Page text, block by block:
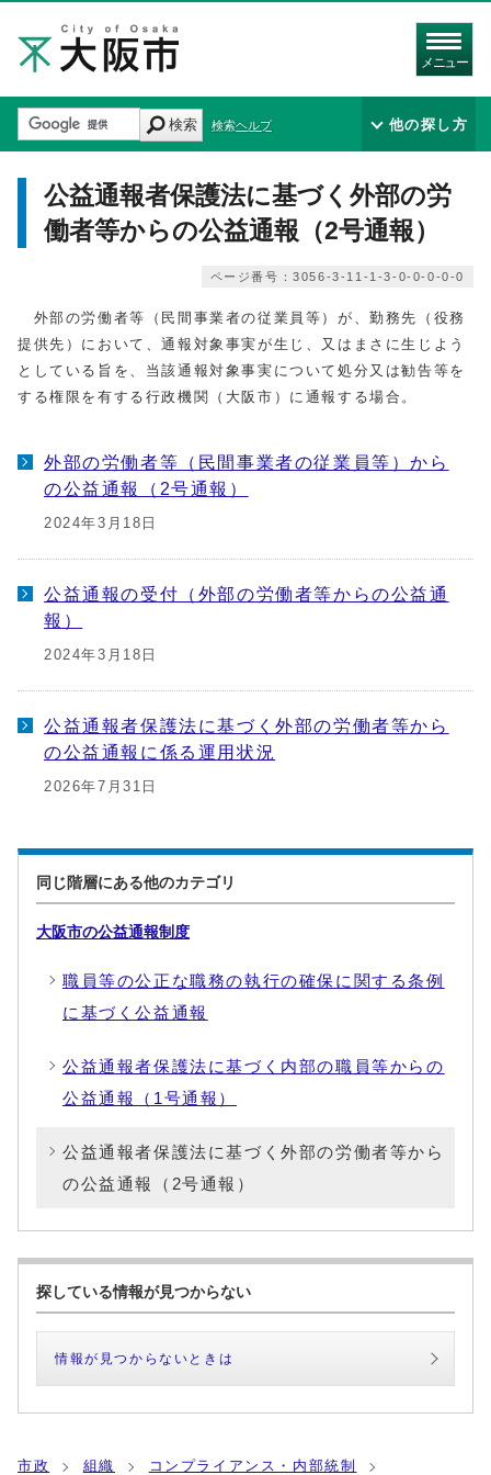
メニュー
検索 検索ヘルプ 他の探し方
公益通報者保護法に基づく外部の労
働者等からの公益通報（2号通報）
ページ番号：3056-3-11-1-3-0-0-0-0-0
外部の労働者等（民間事業者の従業員等）が、勤務先（役務
提供先）において、通報対象事実が生じ、又はまさに生じよう
としている旨を、当該通報対象事実について処分又は勧告等を
する権限を有する行政機関（大阪市）に通報する場合。
外部の労働者等（民間事業者の従業員等）から
の公益通報（2号通報）
2024年3月18日
公益通報の受付（外部の労働者等からの公益通
報）
2024年3月18日
公益通報者保護法に基づく外部の労働者等から
の公益通報に係る運用状況
2026年7月31日
同じ階層にある他のカテゴリ
大阪市の公益通報制度
職員等の公正な職務の執行の確保に関する条例
に基づく公益通報
公益通報者保護法に基づく内部の職員等からの
公益通報（1号通報）
公益通報者保護法に基づく外部の労働者等から
の公益通報（2号通報）
探している情報が見つからない
情報が見つからないときは
市政 組織 コンプライアンス・内部統制